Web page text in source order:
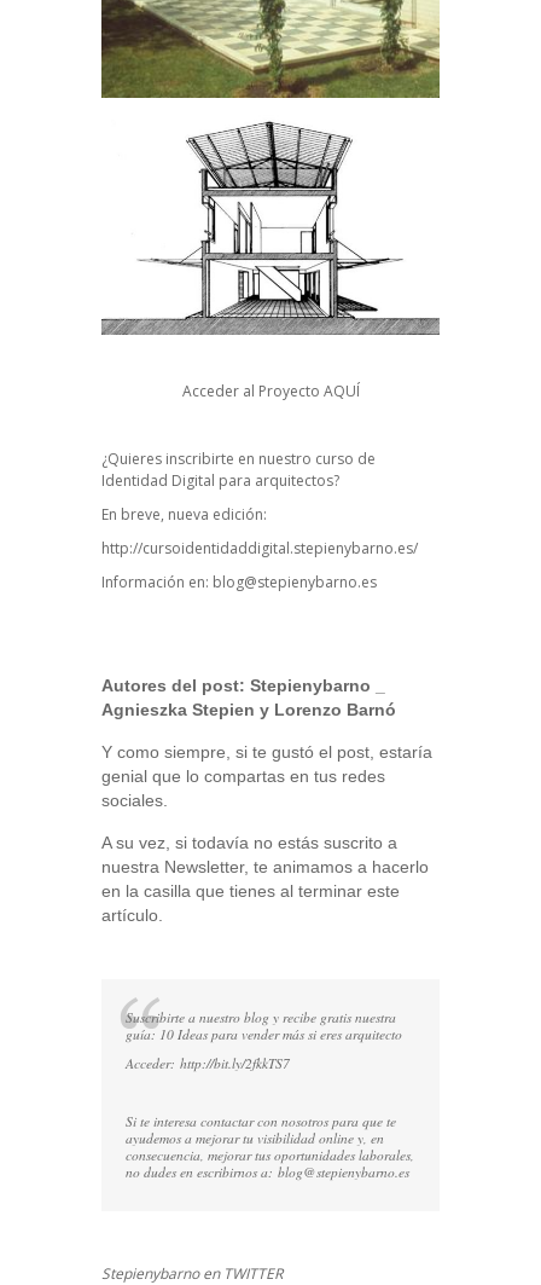
Acceder al Proyecto AQUÍ
¿Quieres inscribirte en nuestro curso de
Identidad Digital para arquitectos?
En breve, nueva edición:
http://cursoidentidaddigital.stepienybarno.es/
Información en: blog@stepienybarno.es
Autores del post: Stepienybarno
Agnieszka Stepien y Lorenzo Barnó
Y como siempre, si te gustó el post, estaría
genial que lo compartas en tus redes
sociales.
A su vez, si todavía no estás suscrito a
nuestra Newsletter, te animamos a hacerlo
en la casilla que tienes al terminar este
artículo.
Suscribirte a nuestro blog y recibe gratis nuestra
guía: 10 Ideas para vender más si eres arquitecto
Acceder: http://bit.ly/2fkkTS7
Si te interesa contactar con nosotros para que te
ayudemos a mejorar tu visibilidad online y, en
consecuencia, mejorar tus oportunidades laborales,
no dudes en escribirnos a: blog@stepienybarno.es
Stepienybarno en TWITTER